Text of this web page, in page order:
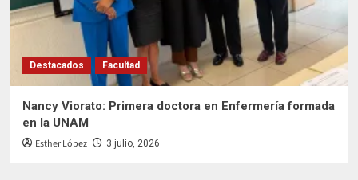
Destacados Facultad
Nancy Viorato: Primera doctora en Enfermería formada
en la UNAM
Esther López 3 julio, 2026